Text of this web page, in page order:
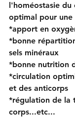
l'homéostasie du
optimal pour
*apport en
*bonne
sels minéraux
*bonne nutrition
*circulation
et des anticorps
*régulation de la
corps...etc...